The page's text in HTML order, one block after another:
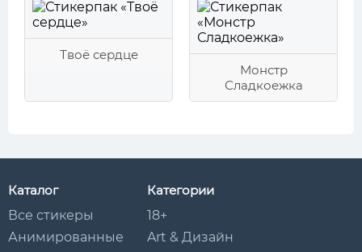
Твоё сердце
Монстр
Сладкоежка
Каталог
Все стикеры
Анимированные
Категории
18+
Art & Дизайн